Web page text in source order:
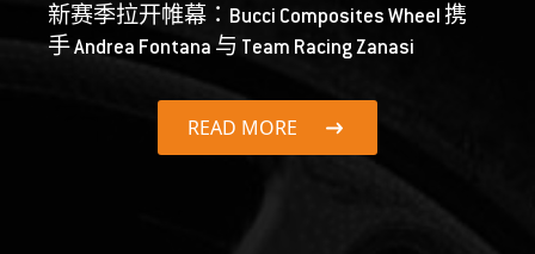
新赛季拉开帷幕：Bucci Composites Wheel 携
手 Andrea Fontana 与 Team Racing Zanasi
READ MORE